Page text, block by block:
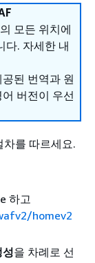
모든 위치에
다. 자세한 내
된 번역과 원
버전이 우선
를 따르세요.
하고
homev2
성을 차례로 선